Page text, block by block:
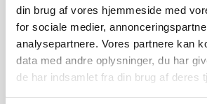
din brug af vores hjemmeside med
for sociale medier,
analysepartnere. Vores partnere kan
data med andre oplysninger, du har
de har indsamlet fra din brug af deres
Livestream fra Aarhus Universitet.
Deltagelse er gratis, man møder
Atombomben kom til for over 75 år
stadig vores verden i dag. Hør både